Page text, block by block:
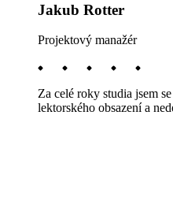
Jakub Rotter
Projektový manažér
Za celé roky studia jsem
lektorského obsazení a